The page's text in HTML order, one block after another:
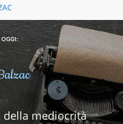
della mediocrità